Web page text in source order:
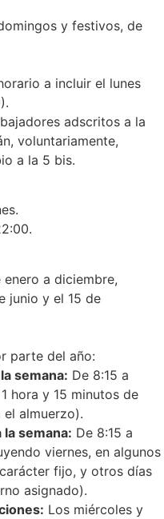
y festivos, de
a incluir el lunes
adscritos a la
voluntariamente,
a la 5 bis.
enero a diciembre,
junio y el 15 de
parte del año:
semana: De 8:15 a
hora y 15 minutos de
el almuerzo).
la semana: De 8:15 a
viernes, en algunos
fijo, y otros días
asignado).
Los miércoles y